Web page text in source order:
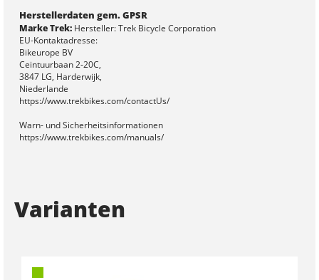
Herstellerdaten gem. GPSR
Marke Trek:Hersteller: Trek Bicycle Corporation
EU-Kontaktadresse:
Bikeurope BV
Ceintuurbaan 2-20C,
3847 LG, Harderwijk,
Niederlande
https://www.trekbikes.com/contactUs/
Warn- und Sicherheitsinformationen
https://www.trekbikes.com/manuals/
Varianten